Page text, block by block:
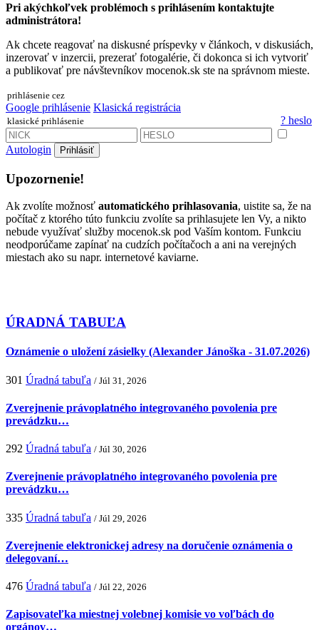
Pri akýchkoľvek problémoch s prihlásením kontaktujte
administrátora!
Ak chcete reagovať na diskusné príspevky v článkoch, v diskusiách,
inzerovať v inzercii, prezerať fotogalérie, či dokonca si ich vytvoriť
a publikovať pre návštevníkov mocenok.sk ste na správnom mieste.
prihlásenie cez
Google prihlásenie Klasická registrácia
klasické prihlásenie ? heslo
Autologin Prihlásiť
Upozornenie!
Ak zvolíte možnosť automatického prihlasovania, uistite sa, že na
počítač z ktorého túto funkciu zvolíte sa prihlasujete len Vy, a nikto
nebude využívať služby mocenok.sk pod Vaším kontom. Funkciu
neodporúčame zapínať na cudzích počítačoch a ani na verejných
miestach ako su napr. internetové kaviarne.
ÚRADNÁ TABUĽA
Oznámenie o uložení zásielky (Alexander Jánoška - 31.07.2026)
301 Úradná tabuľa / Júl 31, 2026
Zverejnenie právoplatného integrovaného povolenia pre
prevádzku…
292 Úradná tabuľa / Júl 30, 2026
Zverejnenie právoplatného integrovaného povolenia pre
prevádzku…
335 Úradná tabuľa / Júl 29, 2026
Zverejnenie elektronickej adresy na doručenie oznámenia o
delegovaní…
476 Úradná tabuľa / Júl 22, 2026
Zapisovateľka miestnej volebnej komisie vo voľbách do
orgánov…